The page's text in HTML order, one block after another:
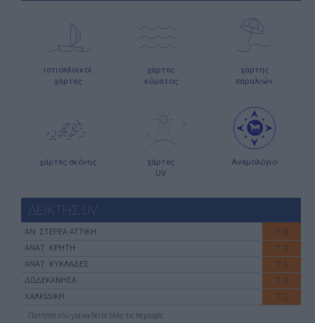
ιστιοπλοϊκοί
χάρτες
χάρτες
κύματος
χάρτης
παραλιών
χάρτες σκόνης
χάρτες
UV
Ανεμολόγιο
ΔΕΙΚΤΗΣ UV
ΑN. ΣΤΕΡΕΑ-ATTIKH 7.8
ΑΝΑΤ. ΚΡΗΤΗ 7.9
ΑΝΑΤ. ΚΥΚΛΑΔΕΣ 7.5
ΔΩΔΕΚΑΝΗΣΑ 7.4
ΧΑΛΚΙΔΙΚΗ 7.2
Πατήστε εδώγια να δέιτε όλες τις περιοχές